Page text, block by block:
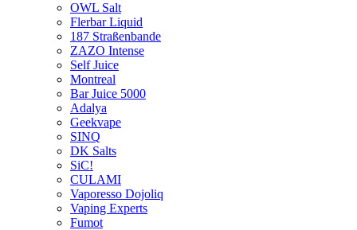
OWL Salt
Flerbar Liquid
187 Straßenbande
ZAZO Intense
Self Juice
Montreal
Bar Juice 5000
Adalya
Geekvape
SINQ
DK Salts
SiC!
CULAMI
Vaporesso Dojoliq
Vaping Experts
Fumot